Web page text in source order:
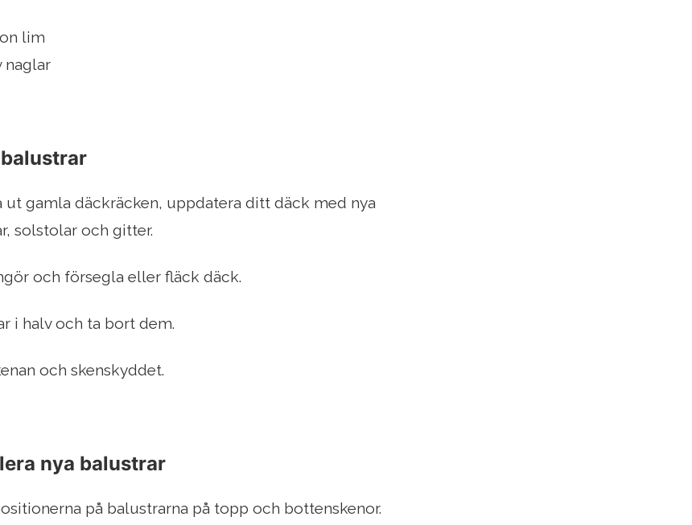
lim
naglar
gamla däckräcken, uppdatera ditt däck med nya
solstolar och gitter.
och försegla eller fläck däck.
i halv och ta bort dem.
och skenskyddet.
nya balustrar
på balustrarna på topp och bottenskenor.